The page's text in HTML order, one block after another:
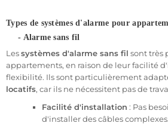
Les types d'alarmes pour appartement
Il existe plusieurs types de systèmes
chacun avec des caractéristiques
d’alarme dépend de la configuration de
vos besoins en matière de sécurité et de
- Alarme sans fil pour appartement
Types de systèmes d'alarme pour
- Alarme sans fil
Lessystèmes d'alarme sans fil sont très
appartements, en raison de leur facilité
flexibilité. Ils sont particulièrement
locatifs, car ils ne nécessitent pas de
Facilité d'installation : Pas
d'installer des câbles complexes.